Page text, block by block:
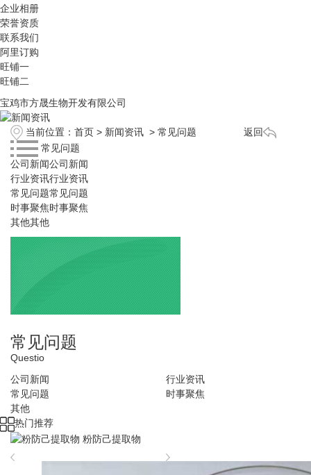
企业相册
荣誉资质
联系我们
阿里订购
旺铺一
旺铺二
宝鸡市方晟生物开发有限公司
当前位置： 首页 > 新闻资讯 > 常见问题
返回
常见问题
公司新闻公司新闻
行业资讯行业资讯
常见问题常见问题
时事聚焦时事聚焦
其他其他
常见问题
Questio
公司新闻
行业资讯
常见问题
时事聚焦
其他
热门推荐
粉防己提取物